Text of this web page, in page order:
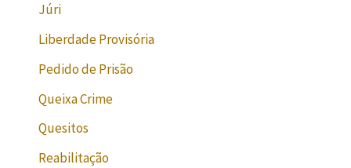
Júri
Liberdade Provisória
Pedido de Prisão
Queixa Crime
Quesitos
Reabilitação